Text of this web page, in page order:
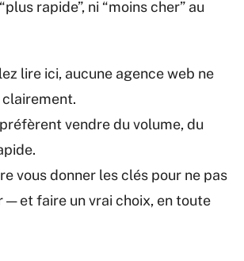
rapide”, ni “moins cher” au
lire ici, aucune agence web ne
clairement.
vendre du volume, du
vous donner les clés pour ne pas
— et faire un vrai choix, en toute